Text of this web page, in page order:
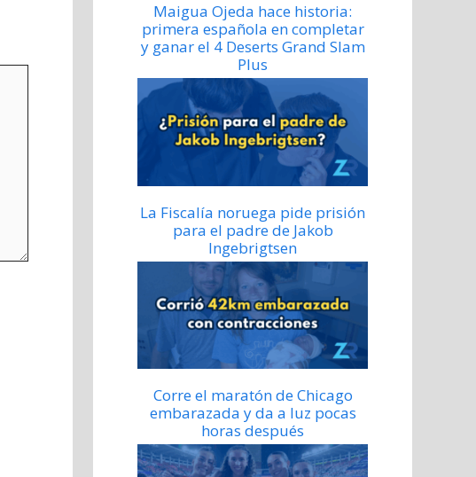
Maigua Ojeda hace historia:
primera española en completar
y ganar el 4 Deserts Grand Slam
Plus
La Fiscalía noruega pide prisión
para el padre de Jakob
Ingebrigtsen
Corre el maratón de Chicago
embarazada y da a luz pocas
horas después